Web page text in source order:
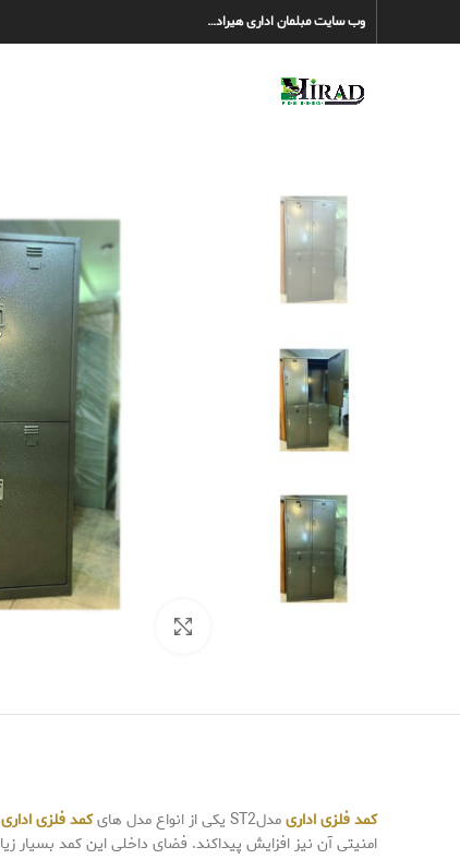
وب سایت مبلمان اداری هیراد…
کمد فلزی اداریمدلST2 یکی از انواع مدل های کمد فلزی اداری
امنیتی آن نیز افزایش پیداکند. فضای داخلی این کمد